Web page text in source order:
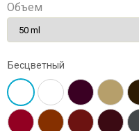
Объем
Бесцветный